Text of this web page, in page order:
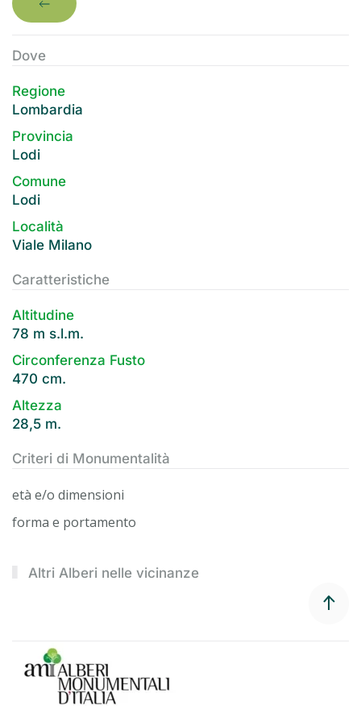
Dove
Regione
Lombardia
Provincia
Lodi
Comune
Lodi
Località
Viale Milano
Caratteristiche
Altitudine
78 m s.l.m.
Circonferenza Fusto
470 cm.
Altezza
28,5 m.
Criteri di Monumentalità
età e/o dimensioni
forma e portamento
Altri Alberi nelle vicinanze